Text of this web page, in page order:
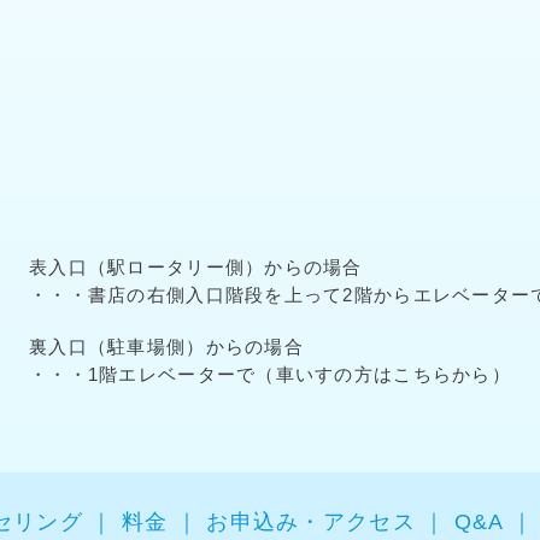
表入口（駅ロータリー側）からの場合
・・・書店の右側入口階段を上って2階からエレベーター
裏入口（駐車場側）からの場合
・・・1階エレベーターで（車いすの方はこちらから）
リング 料金 お申込み・アクセス Q&A